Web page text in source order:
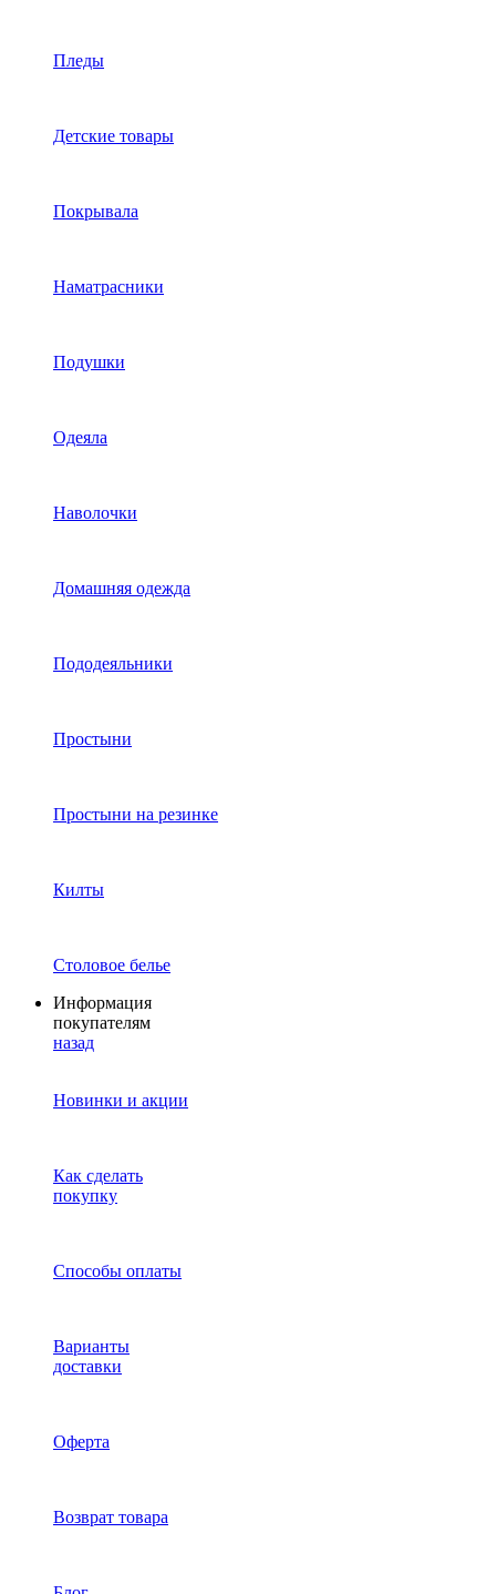
Пледы
Детские товары
Покрывала
Наматрасники
Подушки
Одеяла
Наволочки
Домашняя одежда
Пододеяльники
Простыни
Простыни на резинке
Килты
Столовое белье
Информация
покупателям
назад
Новинки и акции
Как сделать
покупку
Способы оплаты
Варианты
доставки
Оферта
Возврат товара